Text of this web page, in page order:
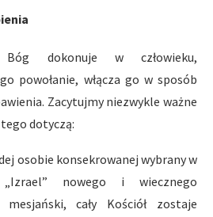
Bóg dokonuje w człowieku,
powołanie, włącza go w sposób
Zacytujmy niezwykle ważne
dotyczą:
osobie konsekrowanej wybrany w
nowego i wiecznego
cały Kościół zostaje